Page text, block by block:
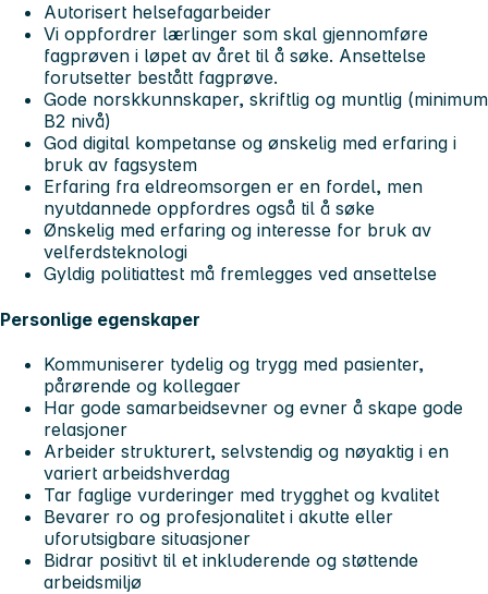
Autorisert helsefagarbeider
Vi oppfordrer lærlinger som skal gjennomføre
fagprøven i løpet av året til å søke. Ansettelse
forutsetter bestått fagprøve.
Gode norskkunnskaper, skriftlig og muntlig (minimum
B2 nivå)
God digital kompetanse og ønskelig med erfaring i
bruk av fagsystem
Erfaring fra eldreomsorgen er en fordel, men
nyutdannede oppfordres også til å søke
Ønskelig med erfaring og interesse for bruk av
velferdsteknologi
Gyldig politiattest må fremlegges ved ansettelse
Personlige egenskaper
Kommuniserer tydelig og trygg med pasienter,
pårørende og kollegaer
Har gode samarbeidsevner og evner å skape gode
relasjoner
Arbeider strukturert, selvstendig og nøyaktig i en
variert arbeidshverdag
Tar faglige vurderinger med trygghet og kvalitet
Bevarer ro og profesjonalitet i akutte eller
uforutsigbare situasjoner
Bidrar positivt til et inkluderende og støttende
arbeidsmiljø